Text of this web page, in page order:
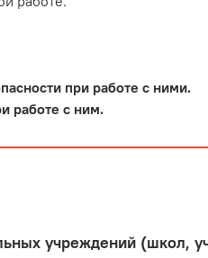
при работе с ними.
работе с ним.
учреждений (школ,